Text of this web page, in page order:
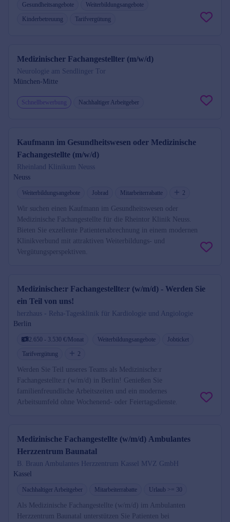
Gesundheitsangebote
Weiterbildungsangebote
Kinderbetreuung
Tarifvergütung
Medizinischer Fachangestellter (m/w/d)
Neurologie am Sendlinger Tor
München-Mitte
Schnellbewerbung Nachhaltiger Arbeitgeber
Kaufmann im Gesundheitswesen oder Medizinische
Fachangestellte (m/w/d)
Rheinland Klinikum Neuss
Neuss
Weiterbildungsangebote Jobrad Mitarbeiterrabatte 2
Wir suchen einen Kaufmann im Gesundheitswesen oder
Medizinische Fachangestellte für die Rheintor Klinik Neuss.
Bieten Sie exzellente Patientenabrechnung in einem modernen
Klinikverbund mit attraktiven Weiterbildungs- und
Vergütungsperspektiven.
Medizinische:r Fachangestellte:r (w/m/d) - Werden Sie
ein Teil von uns!
herzhaus - Reha-Tagesklinik für Kardiologie und Angiologie
Berlin
2.650 - 3.530 €/Monat Weiterbildungsangebote
Jobticket
Tarifvergütung
2
Werden Sie Teil unseres Teams als Medizinische:r
Fachangestellte:r (w/m/d) in Berlin! Genießen Sie
familienfreundliche Arbeitszeiten und ein modernes
Arbeitsumfeld ohne Wochenend- oder Feiertagsdienste.
Medizinische Fachangestellte (w/m/d) Ambulantes
Herzzentrum Baunatal
B. Braun Ambulantes Herzzentrum Kassel MVZ GmbH
Kassel
Nachhaltiger Arbeitgeber Mitarbeiterrabatte Urlaub >= 30
Als Medizinische Fachangestellte (w/m/d) im Ambulanten
Herzzentrum Baunatal unterstützen Sie Patienten bei